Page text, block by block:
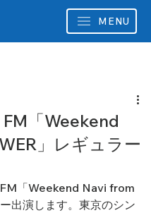
MENU
「Weekend
」レギュラー
「Weekend Navi from
出演します。東京のシン